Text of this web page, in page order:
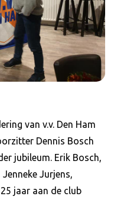
van v.v. Den Ham
Dennis Bosch
jubileum. Erik Bosch,
Jurjens,
jaar aan de club